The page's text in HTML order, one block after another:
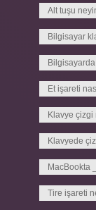
Alt tuşu
Bilgisayar
Et işareti
Klavye çizgi
Klavyede
MacBookta
Tire işareti